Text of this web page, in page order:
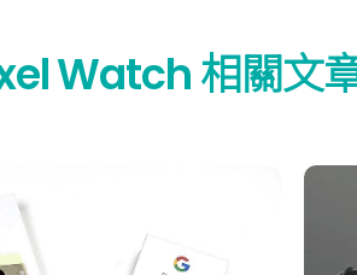
Watch 相關文